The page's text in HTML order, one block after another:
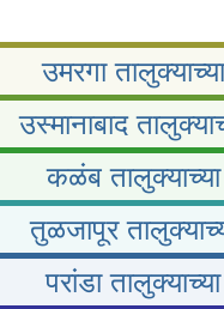
उमरगा
उस्मानाबाद
कळंब
तुळजापूर
परांडा